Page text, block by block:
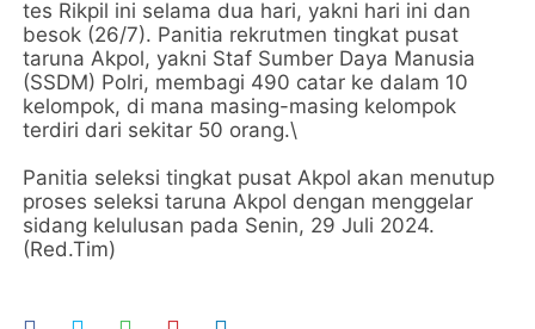
tes Rikpil ini selama dua hari, yakni hari ini dan
besok (26/7). Panitia rekrutmen tingkat pusat
taruna Akpol, yakni Staf Sumber Daya Manusia
(SSDM) Polri, membagi 490 catar ke dalam 10
kelompok, di mana masing-masing kelompok
terdiri dari sekitar 50 orang.\
Panitia seleksi tingkat pusat Akpol akan menutup
proses seleksi taruna Akpol dengan menggelar
sidang kelulusan pada Senin, 29 Juli 2024.
(Red.Tim)